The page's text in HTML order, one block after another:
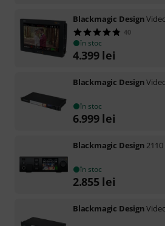
Blackmagic Design
40
în stoc
4.399 lei
Blackmagic Design
în stoc
6.999 lei
Blackmagic Design
în stoc
2.855 lei
Blackmagic Design